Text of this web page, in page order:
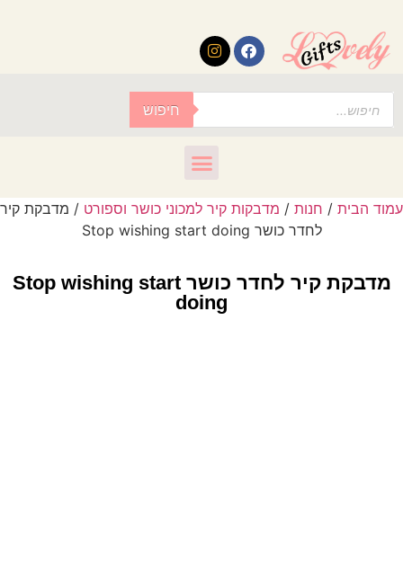
חיפוש
עמוד הבית / חנות / מדבקות קיר למכוני כושר וספורט / מדבקת קיר
לחדר כושר Stop wishing start doing
מדבקת קיר לחדר כושר Stop wishing start
doing